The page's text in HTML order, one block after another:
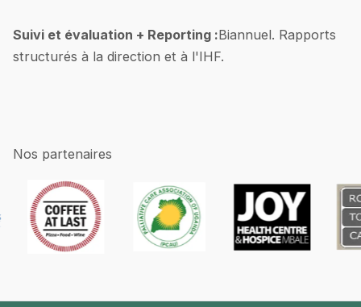
Suivi et évaluation + Reporting :Biannuel. Rapports
structurés à la direction et à l'IHF.
Nos partenaires